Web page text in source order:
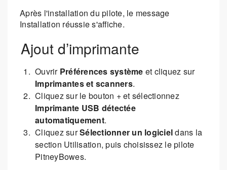
Après l'installation du pilote, le message
Installation réussie s'affiche.
Ajout d’imprimante
Ouvrir Préférences système et cliquez sur
Imprimantes et scanners.
Cliquez sur le bouton + et sélectionnez
Imprimante USB détectée
automatiquement.
Cliquez surSélectionner un logicieldans la
section Utilisation, puis choisissez le pilote
PitneyBowes.